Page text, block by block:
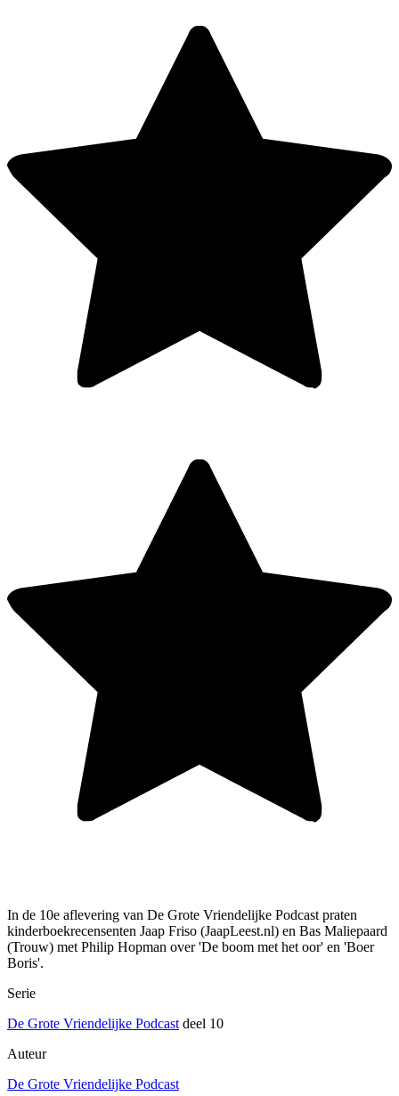
In de 10e aflevering van De Grote Vriendelijke Podcast praten
kinderboekrecensenten Jaap Friso (JaapLeest.nl) en Bas Maliepaard
(Trouw) met Philip Hopman over 'De boom met het oor' en 'Boer
Boris'.
Serie
De Grote Vriendelijke Podcast deel 10
Auteur
De Grote Vriendelijke Podcast